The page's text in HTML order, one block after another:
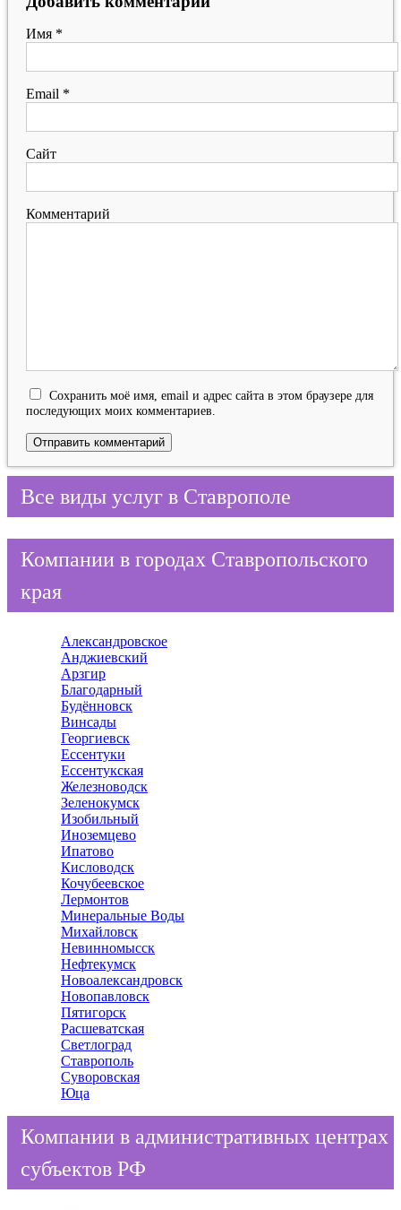
Имя *
Email *
Сайт
Комментарий
Сохранить моё имя, email и адрес сайта в этом браузере для
последующих моих комментариев.
Все виды услуг в Ставрополе
Компании в городах Ставропольского
края
Александровское
Анджиевский
Арзгир
Благодарный
Будённовск
Винсады
Георгиевск
Ессентуки
Ессентукская
Железноводск
Зеленокумск
Изобильный
Иноземцево
Ипатово
Кисловодск
Кочубеевское
Лермонтов
Минеральные Воды
Михайловск
Невинномысск
Нефтекумск
Новоалександровск
Новопавловск
Пятигорск
Расшеватская
Светлоград
Ставрополь
Суворовская
Юца
Компании в административных центрах
субъектов РФ